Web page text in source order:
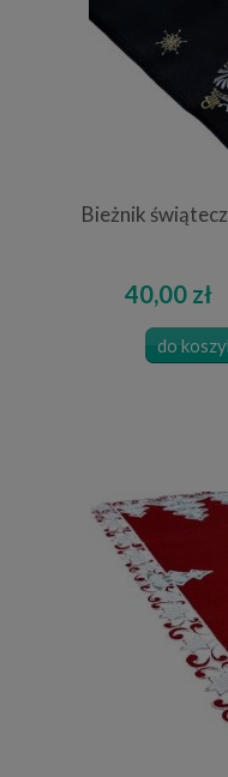
Bieżnik
40,00 zł
do